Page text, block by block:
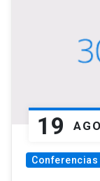
19 AGO
Conferencias